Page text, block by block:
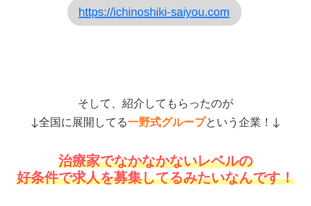
そして、紹介してもらったのが
↓全国に展開してる一野式グループという企業！↓
治療家でなかなかないレベルの
好条件で求人を募集してるみたいなんです！